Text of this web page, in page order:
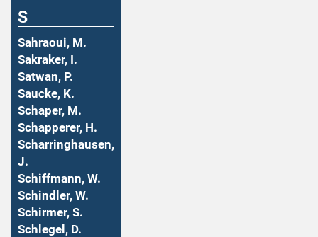
S
Sahraoui, M.
Sakraker, I.
Satwan, P.
Saucke, K.
Schaper, M.
Schapperer, H.
Scharringhausen,
J.
Schiffmann, W.
Schindler, W.
Schirmer, S.
Schlegel, D.